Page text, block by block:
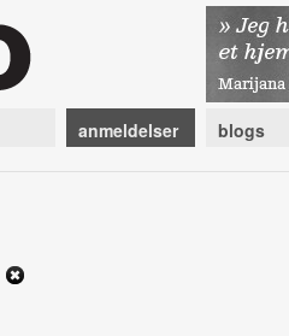
anmeldelser blogs